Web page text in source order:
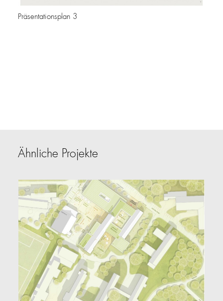
Präsentationsplan 3
Ähnliche Projekte